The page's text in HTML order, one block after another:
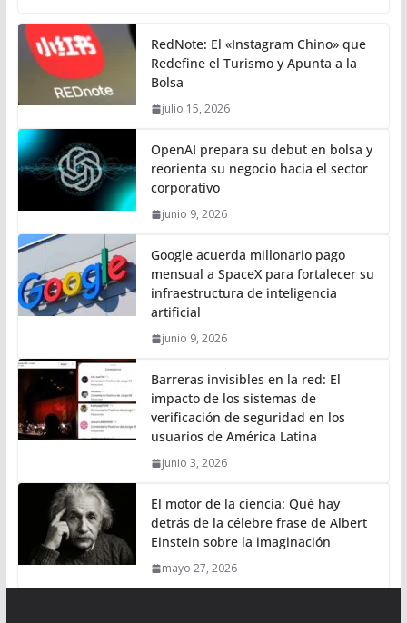
RedNote: El «Instagram Chino» que
Redefine el Turismo y Apunta a la
Bolsa
julio 15, 2026
OpenAI prepara su debut en bolsa y
reorienta su negocio hacia el sector
corporativo
junio 9, 2026
Google acuerda millonario pago
mensual a SpaceX para fortalecer su
infraestructura de inteligencia
artificial
junio 9, 2026
Barreras invisibles en la red: El
impacto de los sistemas de
verificación de seguridad en los
usuarios de América Latina
junio 3, 2026
El motor de la ciencia: Qué hay
detrás de la célebre frase de Albert
Einstein sobre la imaginación
mayo 27, 2026